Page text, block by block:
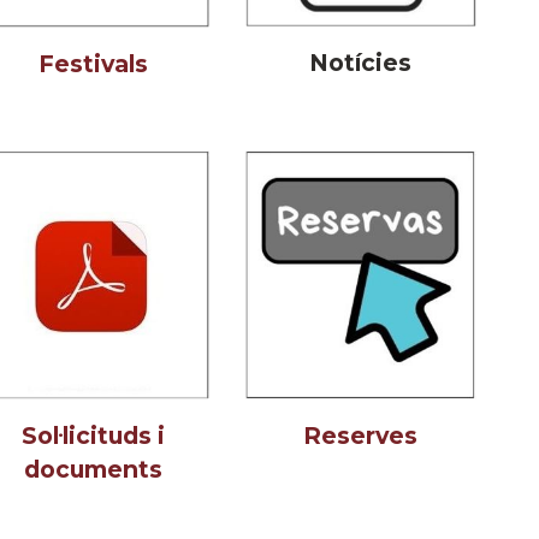
Festivals Notícies
Sol·licituds i
documents
Reserves